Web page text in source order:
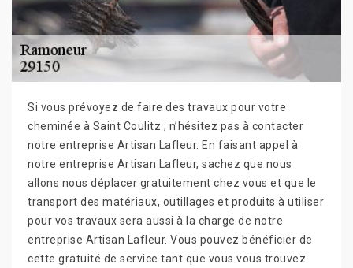
Si vous prévoyez de faire des travaux pour votre
cheminée à Saint Coulitz ; n’hésitez pas à contacter
notre entreprise Artisan Lafleur. En faisant appel à
notre entreprise Artisan Lafleur, sachez que nous
allons nous déplacer gratuitement chez vous et que le
transport des matériaux, outillages et produits à utiliser
pour vos travaux sera aussi à la charge de notre
entreprise Artisan Lafleur. Vous pouvez bénéficier de
cette gratuité de service tant que vous vous trouvez